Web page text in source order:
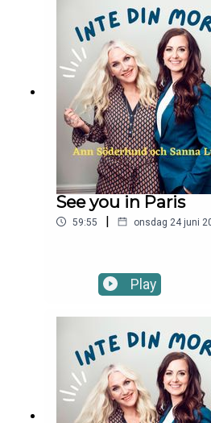
See you in Paris
59:55 | onsdag 24 juni
Play